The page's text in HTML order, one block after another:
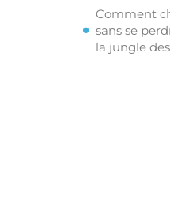
Comment
sans se
la jungle